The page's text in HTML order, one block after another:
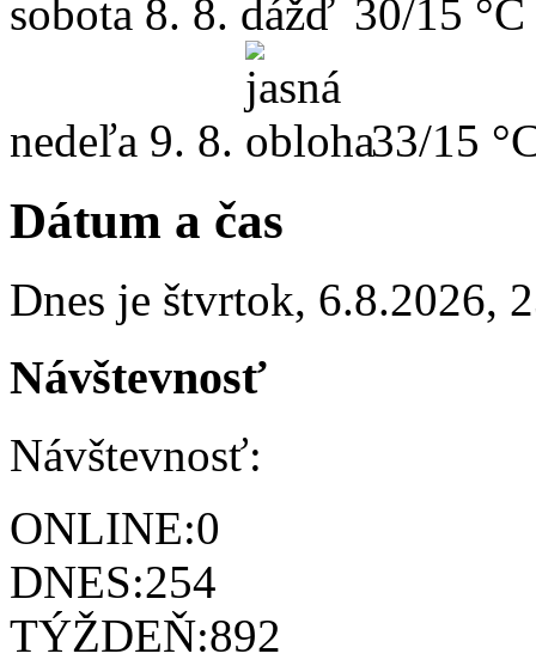
sobota 8. 8. 30/15 °C
nedeľa 9. 8. 33/15
Dátum a čas
Dnes je štvrtok, 6.8.2026,
Návštevnosť
Návštevnosť:
ONLINE:0
DNES:254
TÝŽDEŇ:892